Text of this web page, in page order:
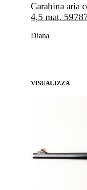
Carabina aria
4,5 mat.
Diana
VISUALIZZA